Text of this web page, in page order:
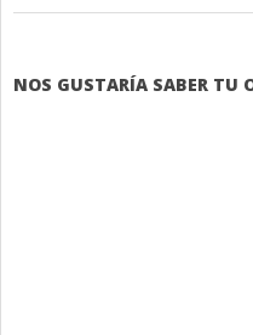
NOS GUSTARÍA SABER TU